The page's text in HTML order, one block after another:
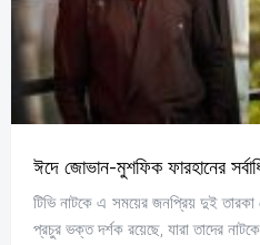
ঈদে জোভান-মুশফিক ফারহানের
টিভি নাটকে এ সময়ের জনপ্রিয় দুই
প্রচুর ভক্ত দর্শক রয়েছে, যারা তাদের